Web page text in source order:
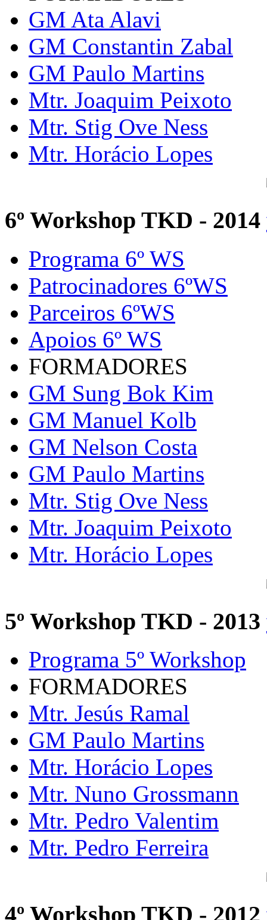
GM Ata Alavi
GM Constantin Zabal
GM Paulo Martins
Mtr. Joaquim Peixoto
Mtr. Stig Ove Ness
Mtr. Horácio Lopes
6º Workshop TKD - 2014
Programa 6º WS
Patrocinadores 6ºWS
Parceiros 6ºWS
Apoios 6º WS
FORMADORES
GM Sung Bok Kim
GM Manuel Kolb
GM Nelson Costa
GM Paulo Martins
Mtr. Stig Ove Ness
Mtr. Joaquim Peixoto
Mtr. Horácio Lopes
5º Workshop TKD - 2013
Programa 5º Workshop
FORMADORES
Mtr. Jesús Ramal
GM Paulo Martins
Mtr. Horácio Lopes
Mtr. Nuno Grossmann
Mtr. Pedro Valentim
Mtr. Pedro Ferreira
4º Workshop TKD - 2012